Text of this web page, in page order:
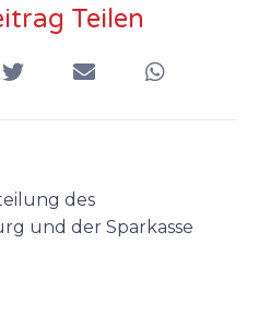
Teilen
des
und der Sparkasse